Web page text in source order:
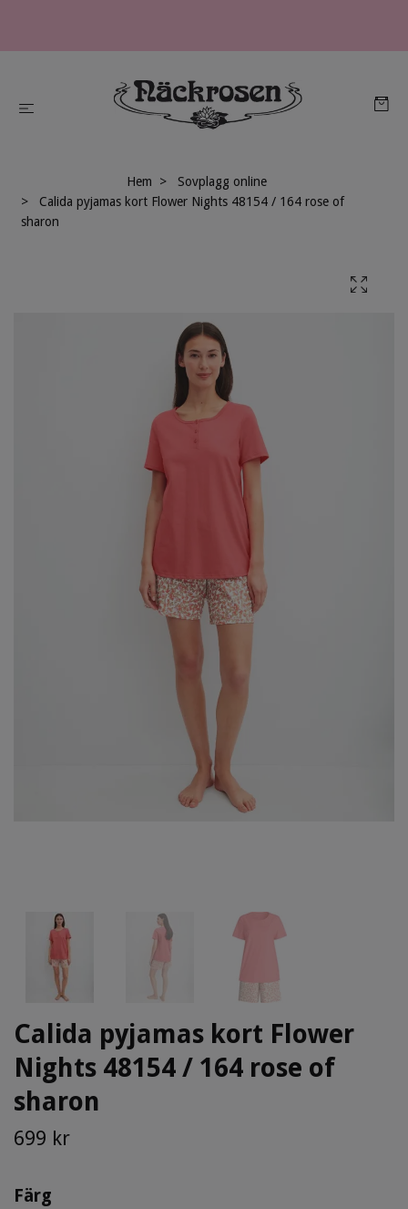
Hem
Sovplagg online
Calida pyjamas kort Flower Nights 48154 / 164 rose of
sharon
Calida pyjamas kort Flower
Nights 48154 / 164 rose of
sharon
699 kr
Färg